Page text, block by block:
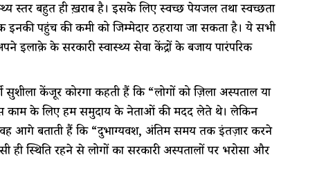
स्तर बहुत ही ख़राब है। इसके लिए स्वच्छ पेयजल तथा स्वच्छता
पहुंच की कमी को जिम्मेदार ठहराया जा सकता है। ये सभी
के सरकारी स्वास्थ्य सेवा केंद्रों के बजाय पारंपरिक
सुशीला केंजूर कोरगा कहती हैं कि “लोगों को ज़िला अस्पताल या
काम के लिए हम समुदाय के नेताओं की मदद लेते थे। लेकिन
आगे बताती हैं कि “दुर्भाग्यवश, अंतिम समय तक इंतज़ार करने
स्थिति रहने से लोगों का सरकारी अस्पतालों पर भरोसा और